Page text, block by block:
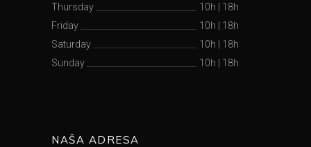
Thursday
10h | 18h
Friday
10h | 18h
Saturday
10h | 18h
Sunday
10h | 18h
NAŠA ADRESA